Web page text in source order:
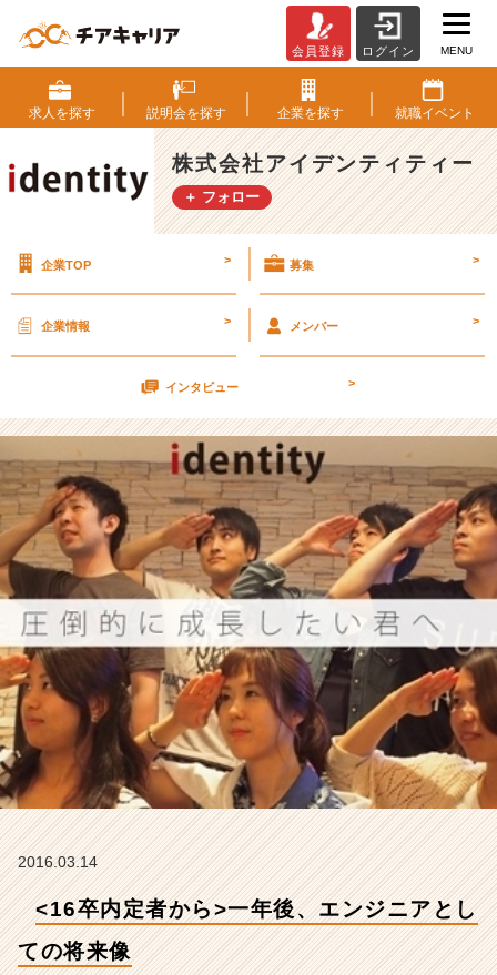
1
6
卒
内
定
者
一
エ
ン
ニ
ア
と
し
て
の
将
来
像
【株
式
会
ア
イ
ン
ィ
ー
会員登録 ログイン MENU
求人を探す 説明会を探す 企業を探す 就職イベント
株式会社アイデンティティー
＋ フォロー
企業TOP > 募集 >
企業情報 > メンバー >
インタビュー >
2016.03.14
<16卒内定者から>一年後、エンジニアとし
ての将来像